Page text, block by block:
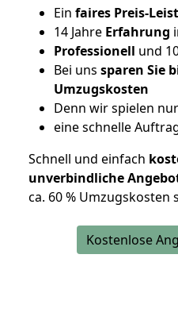
Ein faires Preis-
14 Jahre Erfahrung
Professionell und
Bei uns sparen Sie
Umzugskosten
Denn wir spielen
eine schnelle
Schnell und einfach
unverbindliche
ca. 60 % Umzugskosten
Kostenlose